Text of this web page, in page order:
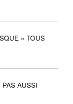
» TOUS
AUSSI